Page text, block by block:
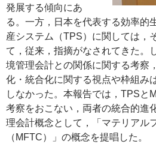
発展する傾向にあ
る。一方，日本を代表する効率的
産システム（TPS）に関しては，
て，従来，指摘がなされてきた。
境管理会計との関係に関する考察
化・統合化に関する視点や枠組み
しなかった。本報告では，TPSと
考察をおこない，両者の統合的進
理会計概念として，「マテリアル
（MFTC）」の概念を提唱した。